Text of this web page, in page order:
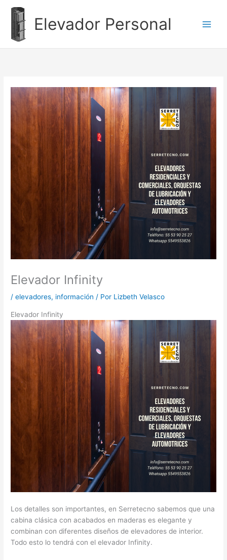
contenido
Elevador Personal
Elevador Infinity
/elevadores, información / Por Lizbeth Velasco
Elevador Infinity
Los detalles son importantes, en Serretecno sabemos que una
cabina clásica con acabados en maderas es elegante y
combinan con diferentes diseños de elevadores de interior.
Todo esto lo tendrá con el elevador Infinity.